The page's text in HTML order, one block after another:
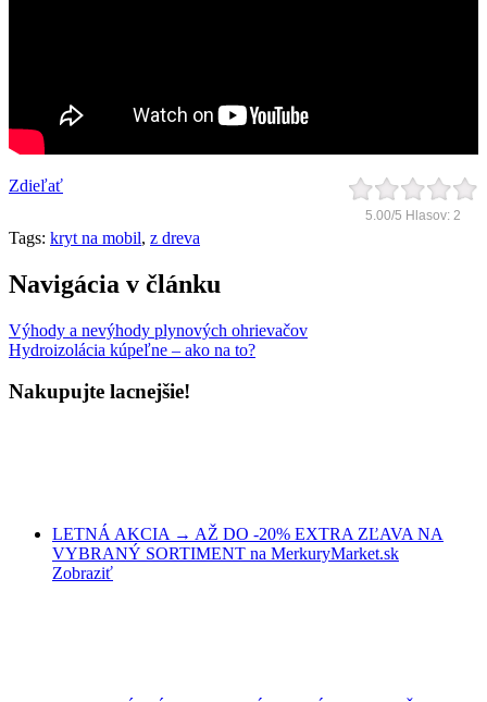
5.00/5 Hlasov: 2
Zdieľať
Tags: kryt na mobil, z dreva
Navigácia v článku
Výhody a nevýhody plynových ohrievačov
Hydroizolácia kúpeľne – ako na to?
Nakupujte lacnejšie!
LETNÁ AKCIA → AŽ DO -20% EXTRA ZĽAVA NA
VYBRANÝ SORTIMENT na MerkuryMarket.sk
Zobraziť